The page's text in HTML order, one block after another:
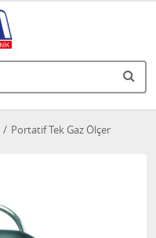
Portatif Tek Gaz Ölçer